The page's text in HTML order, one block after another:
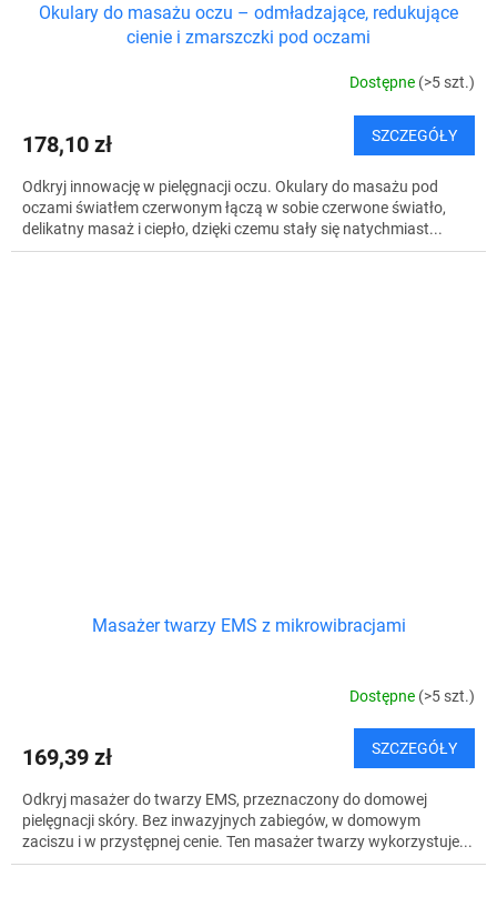
Okulary do masażu oczu – odmładzające, redukujące
cienie i zmarszczki pod oczami
Dostępne (>5 szt.)
178,10 zł SZCZEGÓŁY
Odkryj innowację w pielęgnacji oczu. Okulary do masażu pod
oczami światłem czerwonym łączą w sobie czerwone światło,
delikatny masaż i ciepło, dzięki czemu stały się natychmiast...
Masażer twarzy EMS z mikrowibracjami
Dostępne (>5 szt.)
169,39 zł SZCZEGÓŁY
Odkryj masażer do twarzy EMS, przeznaczony do domowej
pielęgnacji skóry. Bez inwazyjnych zabiegów, w domowym
zaciszu i w przystępnej cenie. Ten masażer twarzy wykorzystuje...